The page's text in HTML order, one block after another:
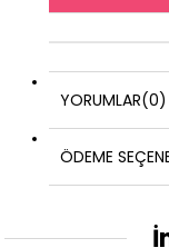
YORUMLAR(0)
ÖDEME